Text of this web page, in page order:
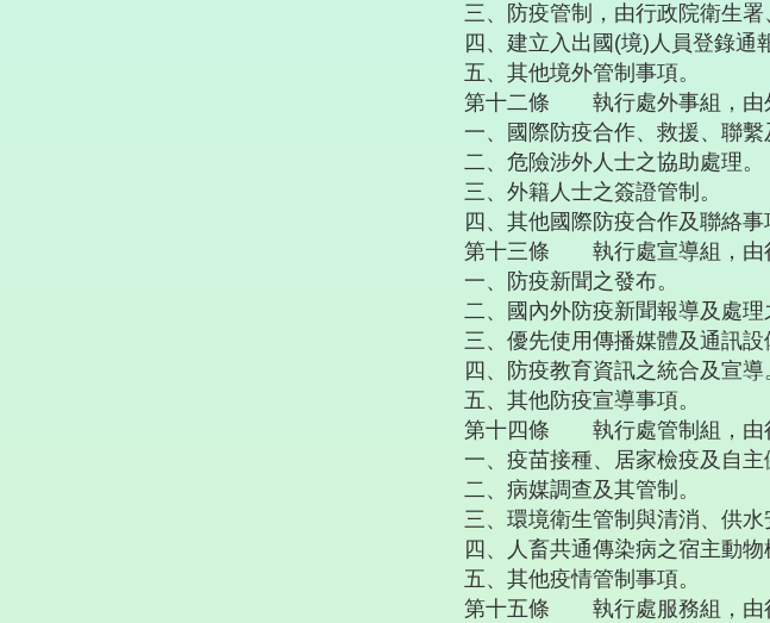
三、防疫管制，由行政院衛生署
四、建立入出國(境)人員登錄通
五、其他境外管制事項。
第十二條 執行處外事組，由
一、國際防疫合作、救援、聯繫
二、危險涉外人士之協助處理。
三、外籍人士之簽證管制。
四、其他國際防疫合作及聯絡事
第十三條 執行處宣導組，由行
一、防疫新聞之發布。
二、國內外防疫新聞報導及處理
三、優先使用傳播媒體及通訊設
四、防疫教育資訊之統合及宣導
五、其他防疫宣導事項。
第十四條 執行處管制組，由
一、疫苗接種、居家檢疫及自
二、病媒調查及其管制。
三、環境衛生管制與清消、供
四、人畜共通傳染病之宿主動
五、其他疫情管制事項。
第十五條 執行處服務組，由